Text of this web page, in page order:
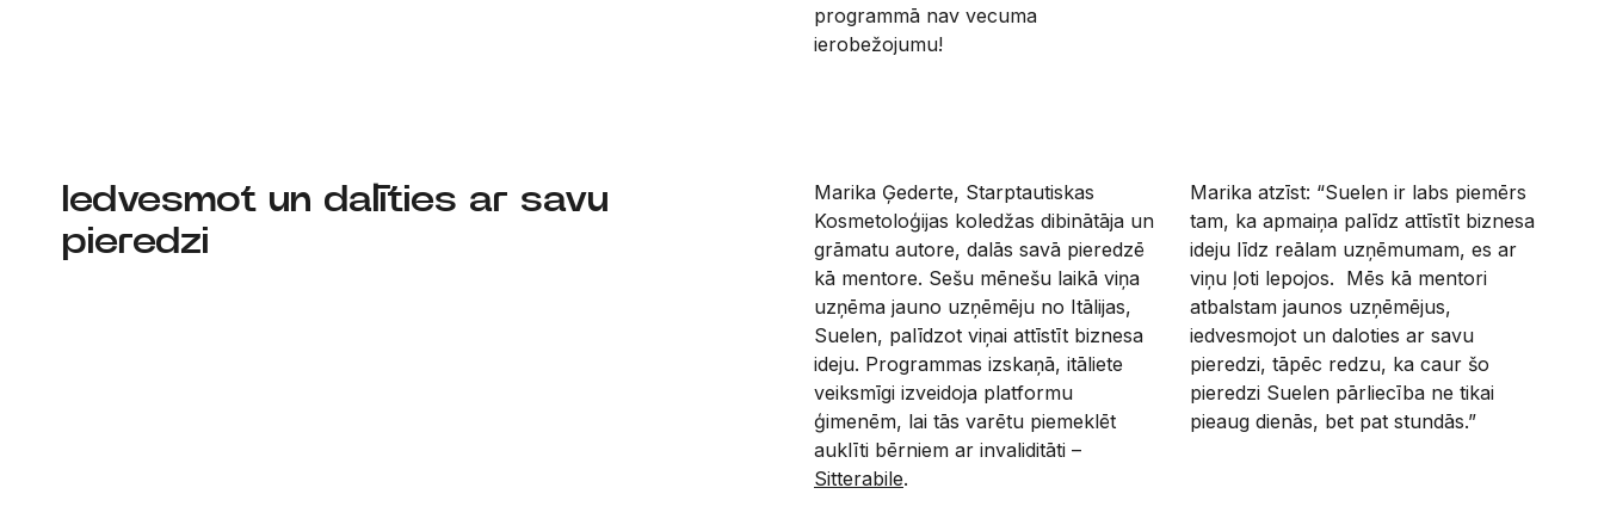
programmā nav vecuma
ierobežojumu!
Iedvesmot un dalīties ar savu
pieredzi
Marika Ģederte, Starptautiskas
Kosmetoloģijas koledžas dibinātāja un
grāmatu autore, dalās savā pieredzē
kā mentore. Sešu mēnešu laikā viņa
uzņēma jauno uzņēmēju no Itālijas,
Suelen, palīdzot viņai attīstīt biznesa
ideju. Programmas izskaņā, itāliete
veiksmīgi izveidoja platformu
ģimenēm, lai tās varētu piemeklēt
auklīti bērniem ar invaliditāti –
Sitterabile.
Marika atzīst: “Suelen ir labs piemērs
tam, ka apmaiņa palīdz attīstīt biznesa
ideju līdz reālam uzņēmumam, es ar
viņu ļoti lepojos. Mēs kā mentori
atbalstam jaunos uzņēmējus,
iedvesmojot un daloties ar savu
pieredzi, tāpēc redzu, ka caur šo
pieredzi Suelen pārliecība ne tikai
pieaug dienās, bet pat stundās.”